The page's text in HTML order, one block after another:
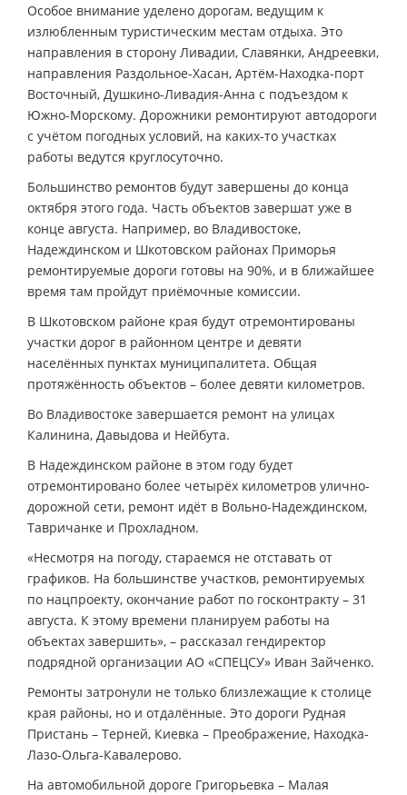
Особое внимание уделено дорогам, ведущим к
излюбленным туристическим местам отдыха. Это
направления в сторону Ливадии, Славянки, Андреевки,
направления Раздольное-Хасан, Артём-Находка-порт
Восточный, Душкино-Ливадия-Анна с подъездом к
Южно-Морскому. Дорожники ремонтируют автодороги
с учётом погодных условий, на каких-то участках
работы ведутся круглосуточно.
Большинство ремонтов будут завершены до конца
октября этого года. Часть объектов завершат уже в
конце августа. Например, во Владивостоке,
Надеждинском и Шкотовском районах Приморья
ремонтируемые дороги готовы на 90%, и в ближайшее
время там пройдут приёмочные комиссии.
В Шкотовском районе края будут отремонтированы
участки дорог в районном центре и девяти
населённых пунктах муниципалитета. Общая
протяжённость объектов – более девяти километров.
Во Владивостоке завершается ремонт на улицах
Калинина, Давыдова и Нейбута.
В Надеждинском районе в этом году будет
отремонтировано более четырёх километров улично-
дорожной сети, ремонт идёт в Вольно-Надеждинском,
Тавричанке и Прохладном.
«Несмотря на погоду, стараемся не отставать от
графиков. На большинстве участков, ремонтируемых
по нацпроекту, окончание работ по госконтракту – 31
августа. К этому времени планируем работы на
объектах завершить», – рассказал гендиректор
подрядной организации АО «СПЕЦСУ» Иван Зайченко.
Ремонты затронули не только близлежащие к столице
края районы, но и отдалённые. Это дороги Рудная
Пристань – Терней, Киевка – Преображение, Находка-
Лазо-Ольга-Кавалерово.
На автомобильной дороге Григорьевка – Малая